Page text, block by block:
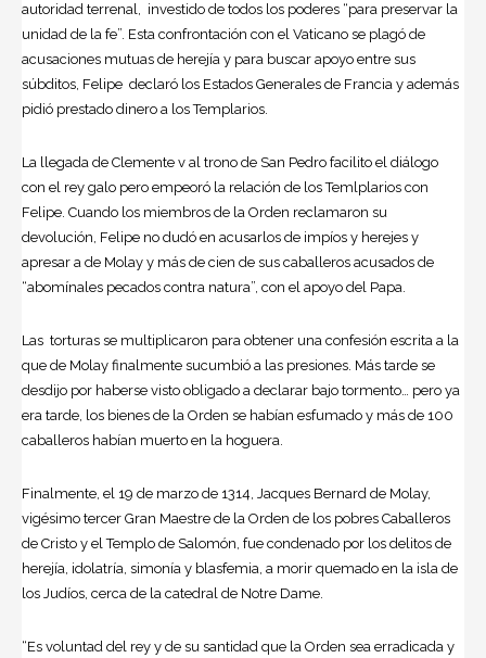
autoridad terrenal, investido de todos los poderes “para preservar la
unidad de la fe”. Esta confrontación con el Vaticano se plagó de
acusaciones mutuas de herejía y para buscar apoyo entre sus
súbditos, Felipe declaró los Estados Generales de Francia y además
pidió prestado dinero a los Templarios.
La llegada de Clemente v al trono de San Pedro facilito el diálogo
con el rey galo pero empeoró la relación de los Temlplarios con
Felipe. Cuando los miembros de la Orden reclamaron su
devolución, Felipe no dudó en acusarlos de impíos y herejes y
apresar a de Molay y más de cien de sus caballeros acusados de
“abomínales pecados contra natura”, con el apoyo del Papa.
Las torturas se multiplicaron para obtener una confesión escrita a la
que de Molay finalmente sucumbió a las presiones. Más tarde se
desdijo por haberse visto obligado a declarar bajo tormento… pero ya
era tarde, los bienes de la Orden se habían esfumado y más de 100
caballeros habían muerto en la hoguera.
Finalmente, el 19 de marzo de 1314, Jacques Bernard de Molay,
vigésimo tercer Gran Maestre de la Orden de los pobres Caballeros
de Cristo y el Templo de Salomón, fue condenado por los delitos de
herejía, idolatría, simonía y blasfemia, a morir quemado en la isla de
los Judíos, cerca de la catedral de Notre Dame.
“Es voluntad del rey y de su santidad que la Orden sea erradicada y